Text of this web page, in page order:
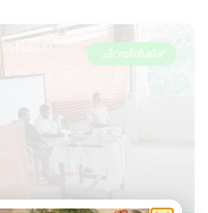
ചിറയിൻകീഴ്